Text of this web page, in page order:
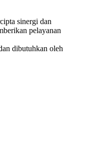
sinergi dan
pelayanan
dibutuhkan oleh